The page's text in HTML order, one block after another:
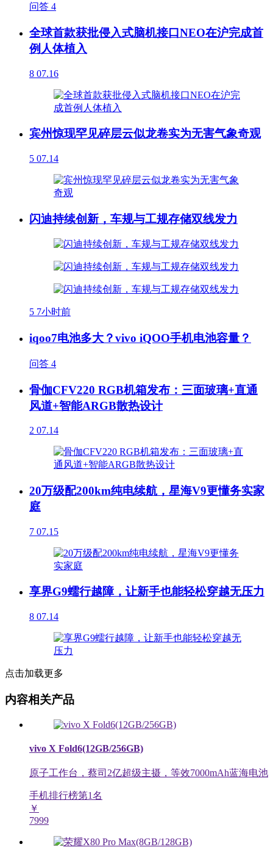
问答 4
全球首款获批侵入式脑机接口NEO在沪完成首
例人体植入
8 07.16
宾州惊现罕见碎层云似龙卷实为无害气象奇观
5 07.14
闪迪持续创新，车规与工规存储双线发力
5 7小时前
iqoo7电池多大？vivo iQOO手机电池容量？
问答 4
骨伽CFV220 RGB机箱发布：三面玻璃+直通
风道+智能ARGB散热设计
2 07.14
20万级配200km纯电续航，星海V9更懂务实家
庭
7 07.15
享界G9蠕行越障，让新手也能轻松穿越无压力
8 07.14
点击加载更多
内容相关产品
vivo X Fold6(12GB/256GB)
原子工作台，蔡司2亿超级主摄，等效7000mAh蓝海电池
手机排行榜第1名
￥
7999